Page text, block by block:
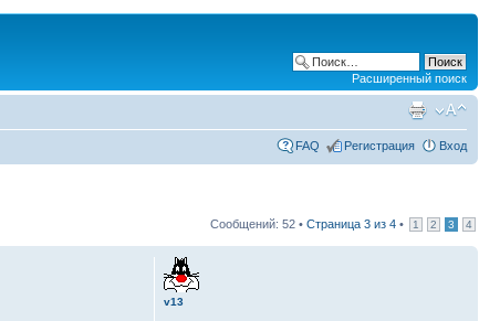
Расширенный поиск
FAQ Регистрация Вход
Сообщений: 52 • Страница 3 из 4 • 1 2 3 4
v13